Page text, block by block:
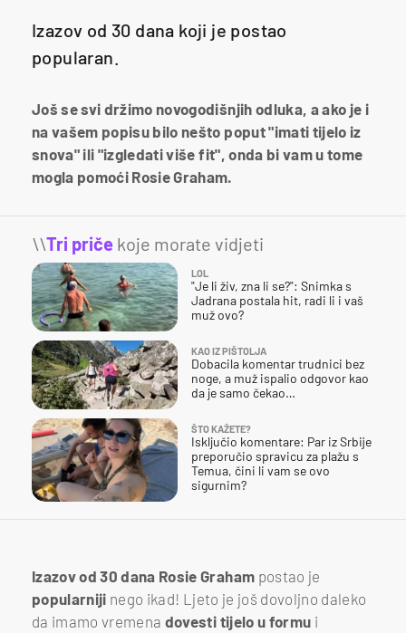
Izazov od 30 dana koji je postao
popularan.
Još se svi držimo novogodišnjih odluka, a ako je i
na vašem popisu bilo nešto poput "imati tijelo iz
snova" ili "izgledati više fit", onda bi vam u tome
mogla pomoći Rosie Graham.
\\Tri priče koje morate vidjeti
LOL
"Je li živ, zna li se?": Snimka s
Jadrana postala hit, radi li i vaš
muž ovo?
KAO IZ PIŠTOLJA
Dobacila komentar trudnici bez
noge, a muž ispalio odgovor kao
da je samo čekao…
ŠTO KAŽETE?
Isključio komentare: Par iz Srbije
preporučio spravicu za plažu s
Temua, čini li vam se ovo
sigurnim?
Izazov od 30 dana Rosie Graham postao je
popularniji nego ikad! Ljeto je još dovoljno daleko
da imamo vremena dovesti tijelo u formu i